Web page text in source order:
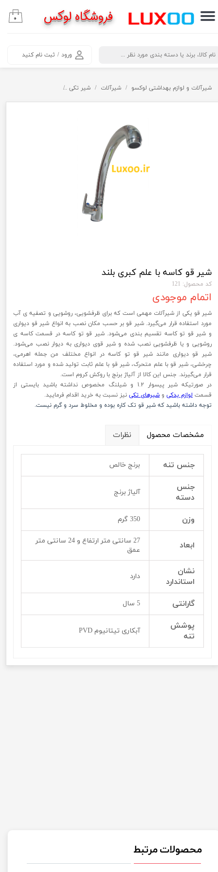
​جستجو ورود / ثبت نام کنید
حساب کاربری من
خروج از حساب کاربری
۰ فروشگاه لوکس
شیرآلات و لوازم بهداشتی لوکسو شیرآلات شیر تکی
شیر قو کاسه با علم کبری بلند
کد محصول: 121
اتمام موجودی
شیر قو یکی از شیرآلات مهمی است که برای ظرفشویی، روشویی و تصفیه ی آب
مورد استفاده قرار می‌گیرد. شیر قو بر حسب مکان نصب به انواع شیر قو دیواری
و شیر قو تو کاسه تقسیم بندی می‌شود. شیر قو تو کاسه در قسمت کاسه ی
روشویی و یا ظرفشویی نصب شده و شیر قوی دیواری به دیوار نصب می‌شود.
شیر قو دیواری مانند شیر قو تو کاسه در انواع مختلف من جمله اهرمی،
چرخشی، شیر قو با علم متحرک، شیر قو با علم ثابت تولید شده و مورد استفاده
قرار می‌گیرند. جنس این کالا از آلیاژ برنج با روکش کروم است.
در صورتیکه شیر پیسوار 1.2 و شیلنگ مخصوص نداشته باشید بایستی از
قسمتلوازم یدکی و شیرهای تکینیز نسبت به خرید اقدام فرمایید.
توجه داشته باشید که شیر قو تک کاره بوده و مخلوط سرد و گرم نیست.
مشخصات محصول نظرات
جنس تنه برنج خالص
جنس
دسته
آلیاژ برنج
وزن 350 گرم
ابعاد
27 سانتی متر ارتفاع و 24 سانتی متر
عمق
نشان
استاندارد
دارد
گارانتی 5 سال
پوشش
تنه
آبکاری تیتانیوم PVD
محصولات مرتبط